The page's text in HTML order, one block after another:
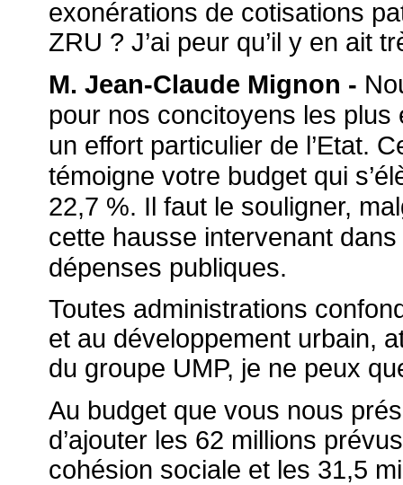
exonérations de cotisations
ZRU ? J’ai peur qu’il y en ait
M. Jean-Claude Mignon -
pour nos concitoyens les plus
un effort particulier de l’Etat.
témoigne votre budget qui
22,7 %. Il faut le souligner,
cette hausse intervenant
dépenses publiques.
Toutes administrations
et au développement urbain,
du groupe UMP, je ne peux
Au budget que vous nous
d’ajouter les 62 millions
cohésion sociale et les 31,5